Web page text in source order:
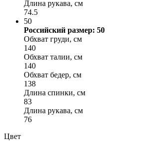
Длина рукава, см
74.5
50
Российский размер: 50
Обхват груди, см
140
Обхват талии, см
140
Обхват бедер, см
138
Длина спинки, см
83
Длина рукава, см
76
Цвет